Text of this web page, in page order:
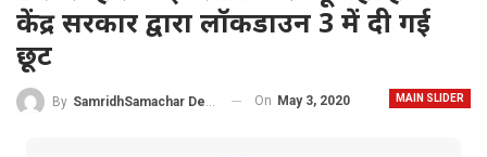
केंद्र सरकार द्वारा लॉकडाउन 3 में दी गई
छूट
MAIN SLIDER
By SamridhSamachar Desk On May 3, 2020